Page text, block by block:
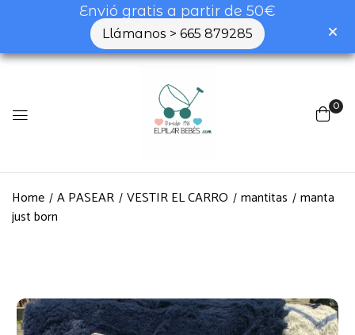
Envió gratis a partir de 50€
Llámanos > 665 879285
0
Home A PASEAR VESTIR EL CARRO mantitas
manta
just born